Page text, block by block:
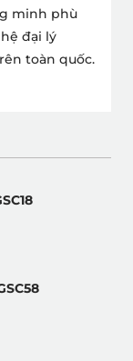
minh phù
đại lý
toàn quốc.